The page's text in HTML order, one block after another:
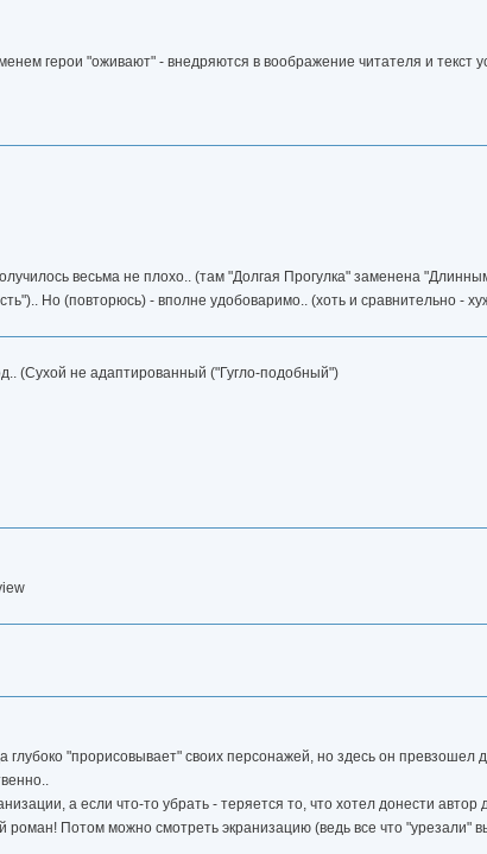
герои "оживают" - внедряются в воображение читателя и текст
весьма не плохо.. (там "Долгая Прогулка" заменена
Но (повторюсь) - вполне удобоваримо.. (хоть и сравнительно -
(Сухой не адаптированный ("Гугло-подобный")
глубоко "прорисовывает" своих персонажей, но здесь он превзошел
а если что-то убрать - теряется то, что хотел донести автор
Потом можно смотреть экранизацию (ведь все что "урезали"